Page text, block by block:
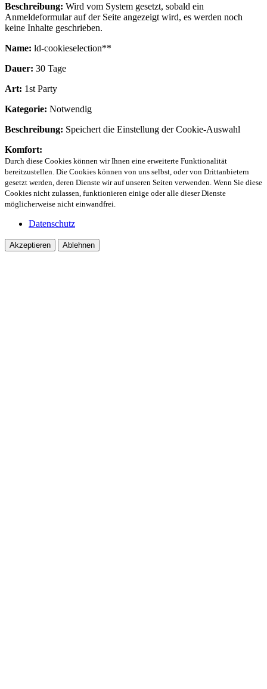
Beschreibung: Wird vom System gesetzt, sobald ein
Anmeldeformular auf der Seite angezeigt wird, es werden noch
keine Inhalte geschrieben.
Name: ld-cookieselection**
Dauer: 30 Tage
Art: 1st Party
Kategorie: Notwendig
Beschreibung: Speichert die Einstellung der Cookie-Auswahl
Komfort:
Durch diese Cookies können wir Ihnen eine erweiterte Funktionalität
bereitzustellen. Die Cookies können von uns selbst, oder von Drittanbietern
gesetzt werden, deren Dienste wir auf unseren Seiten verwenden. Wenn Sie diese
Cookies nicht zulassen, funktionieren einige oder alle dieser Dienste
möglicherweise nicht einwandfrei.
Datenschutz
Akzeptieren Ablehnen